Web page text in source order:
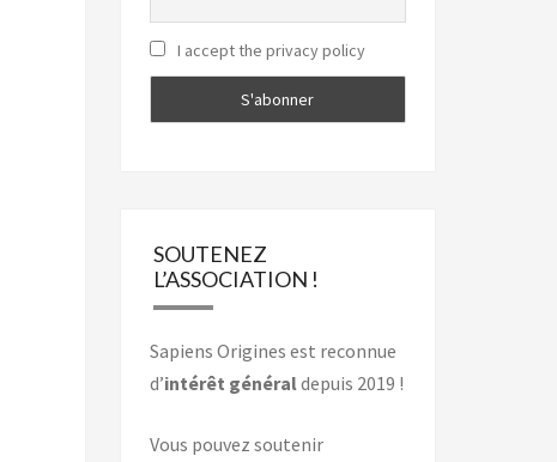
I accept the privacy policy
SOUTENEZ
L’ASSOCIATION !
Sapiens Origines est reconnue
d’intérêt général depuis 2019 !
Vous pouvez soutenir